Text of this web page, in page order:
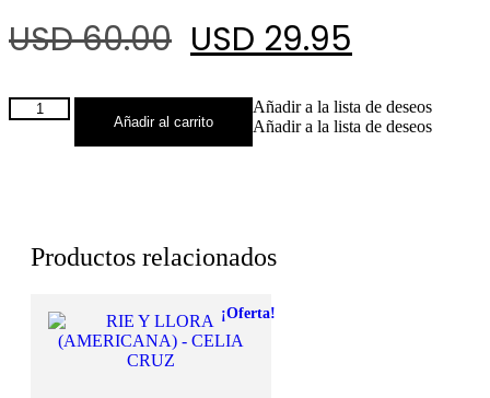
USD 60.00 El
precio
original
USD
USD 29.95
actual
LA
CADENITA
Añadir al carrito
Añadir a la lista de deseos
Añadir a la lista de deseos
Productos relacionados
¡Oferta!